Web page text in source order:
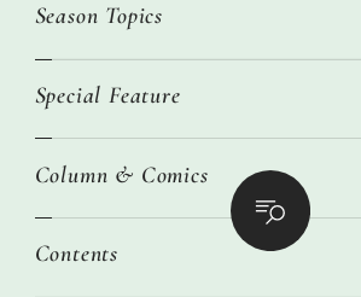
Season Topics
真夏のひんやりグッズ 2026
ニトリ・イケア・無印良品で賢くおしゃれなインテ
この春ほしい大人のスニーカー 2026春夏
絶品、お餅レシピ大集合！
Special Feature
2026年春夏 トレンドファッションニュース
女子旅おすすめスポット 暮らすように心地い
Column & Comics
ぐれいさん
Contents